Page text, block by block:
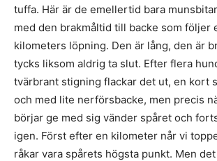
tuffa. Här är de emellertid bara
med den brakmåltid till backe som följer
kilometers löpning. Den är lång, den är
tycks liksom aldrig ta slut. Efter flera
tvärbrant stigning flackar det ut, en kort
och med lite nerförsbacke, men precis
börjar ge med sig vänder spåret och
igen. Först efter en kilometer når vi
råkar vara spårets högsta punkt. Men